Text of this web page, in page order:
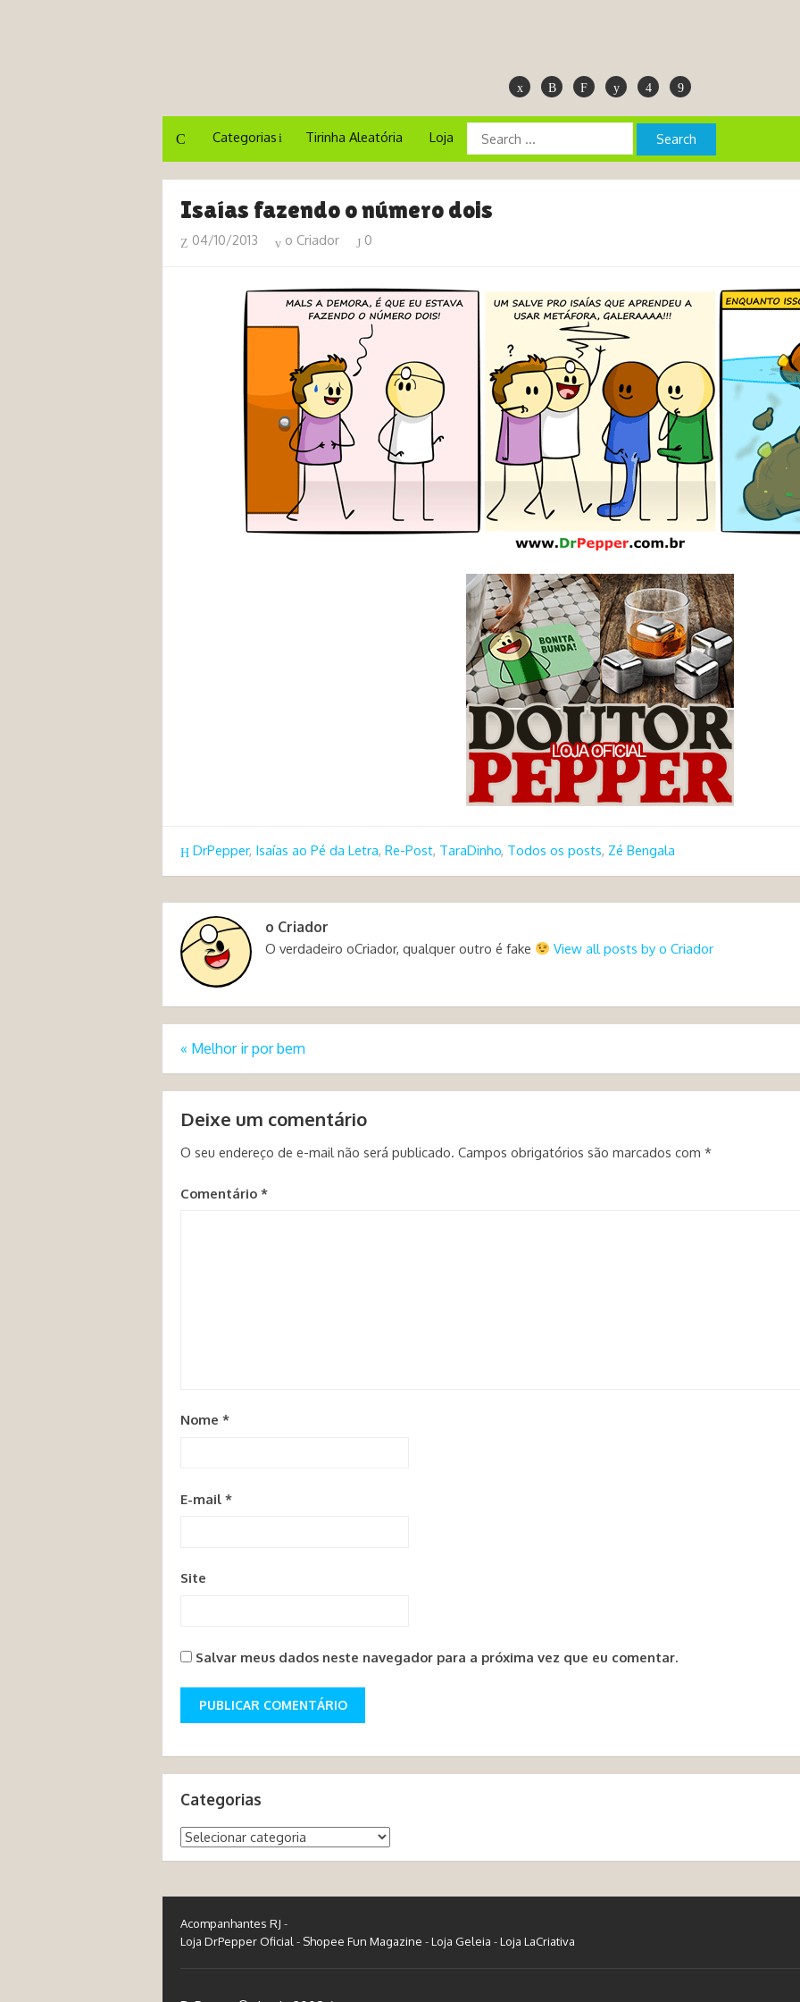
Categorias Tirinha Aleatória Loja
Isaías fazendo o número dois
04/10/2013 o Criador 0
DrPepper, Isaías ao Pé da Letra, Re-Post, TaraDinho, Todos os posts, Zé Bengala
o Criador
O verdadeiro oCriador, qualquer outro é fake View all posts by o Criador
« Melhor ir por bem
Deixe um comentário
O seu endereço de e-mail não será publicado. Campos obrigatórios são marcados com *
Comentário *
Nome *
E-mail *
Site
Salvar meus dados neste navegador para a próxima vez que eu comentar.
Categorias
Categorias
Acompanhantes RJ -
Loja DrPepper Oficial - Shopee Fun Magazine -Loja Geleia -Loja LaCriativa